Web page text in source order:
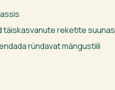
täiskasvanute reketite suunas
ründavat mängustiili